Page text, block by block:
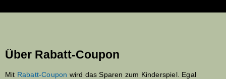
Über Rabatt-Coupon
Mit Rabatt-Coupon wird das Sparen zum Kinderspiel. Egal